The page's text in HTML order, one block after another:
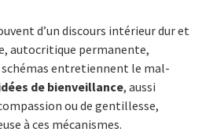
d’un discours intérieur dur et
autocritique permanente,
schémas entretiennent le mal-
de bienveillance, aussi
ou de gentillesse,
à ces mécanismes.